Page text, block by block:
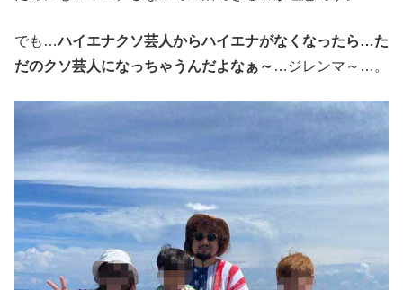
でも…ハイエナクソ芸人からハイエナがなくなったら…た
だのクソ芸人になっちゃうんだよなぁ～ …ジレンマ～…。